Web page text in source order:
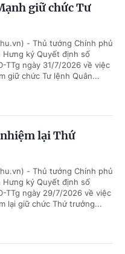
giữ chức Tư
- Thủ tướng Chính phủ
Hưng ký Quyết định số
TTg ngày 31/7/2026 về việc
giữ chức Tư lệnh Quân...
lại Thứ
- Thủ tướng Chính phủ
Hưng ký Quyết định số
TTg ngày 29/7/2026 về việc
lại giữ chức Thứ trưởng...